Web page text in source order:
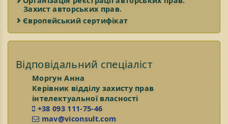
Захист авторських прав.
Європейський сертифікат
Відповідальний спеціаліст
Моргун Анна
Керівник відділу захисту прав
інтелектуальної власності
+38 093 111-75-46
mav@viconsult.com